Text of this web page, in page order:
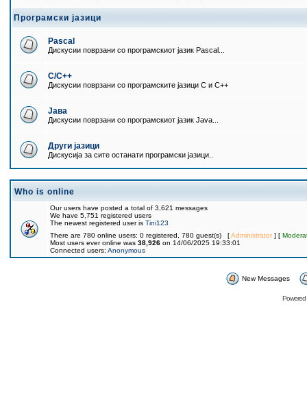
Програмски јазици
Pascal
Дискусии поврзани со програмскиот јазик Pascal...
C/C++
Дискусии поврзани со програмските јазици C и C++
Јава
Дискусии поврзани со програмскиот јазик Java...
Други јазици
Дискусија за сите останати програмски јазици..
Who is online
Our users have posted a total of 3,621 messages
We have 5,751 registered users
The newest registered user is Tini123
There are 780 online users: 0 registered, 780 guest(s) [Administrator] [
Most users ever online was 38,926 on 14/06/2025 19:33:01
Connected users: Anonymous
New Messages